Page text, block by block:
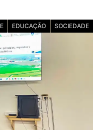
EDUCAÇÃO SOCIEDADE